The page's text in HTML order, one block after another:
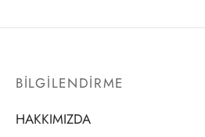
BİLGİLENDİRME
HAKKIMIZDA